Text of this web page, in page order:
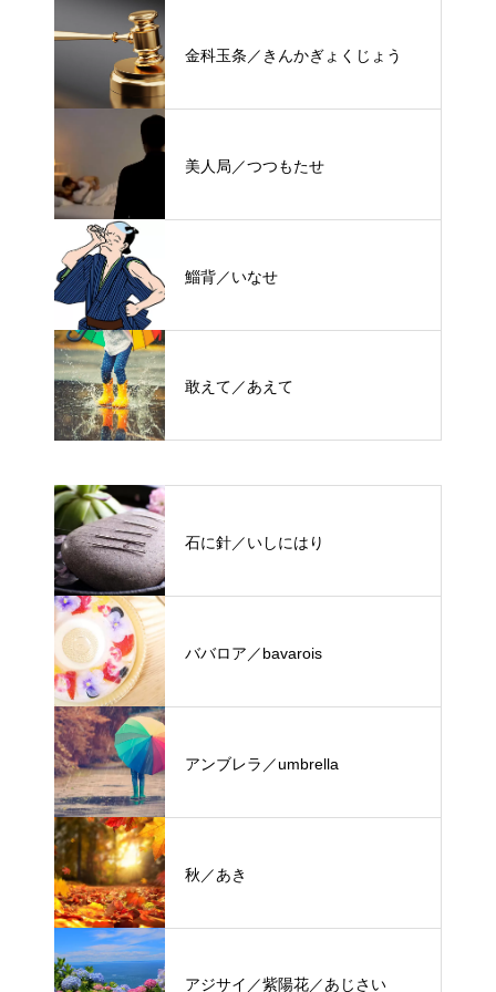
金科玉条／きんかぎょくじょう
美人局／つつもたせ
鯔背／いなせ
敢えて／あえて
石に針／いしにはり
ババロア／bavarois
アンブレラ／umbrella
秋／あき
アジサイ／紫陽花／あじさい